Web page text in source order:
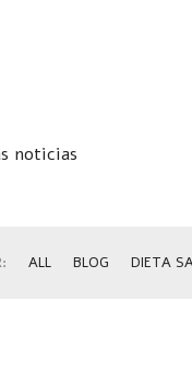
noticias
ALL BLOG DIETA